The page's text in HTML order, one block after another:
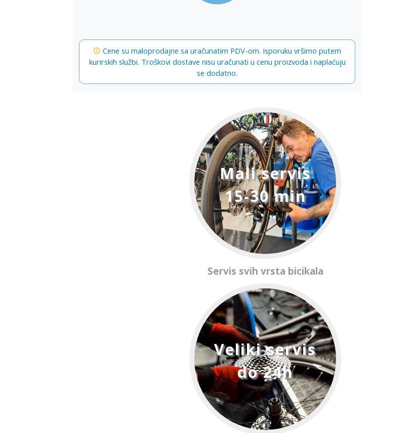
Cene su maloprodajne sa uračunatim PDV-om. Isporuku vršimo putem
kurirskih službi. Troškovi dostave nisu uračunati u cenu proizvoda i naplaćuju
se dodatno.
Mali servis
15-30 min
Servis svih vrsta bicikala
Veliki servis
do 24h